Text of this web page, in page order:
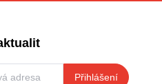
Přihlášení